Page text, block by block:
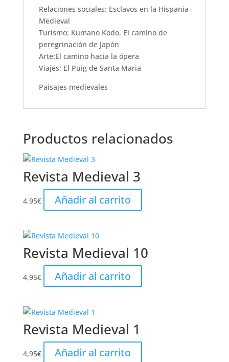
Relaciones sociales: Esclavos en la Hispania
Medieval
Turismo: Kumano Kodo. El camino de
peregrinación de Japón
Arte:El camino hacia la ópera
Viajes: El Puig de Santa Maria
Paisajes medievales
Productos relacionados
Revista Medieval 3
4,95€ Añadir al carrito
Revista Medieval 10
4,95€ Añadir al carrito
Revista Medieval 1
4,95€ Añadir al carrito